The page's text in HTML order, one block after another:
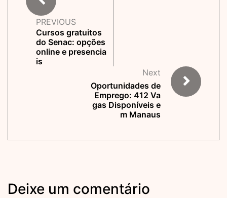
PREVIOUS
Cursos gratuitos
do Senac: opções
online e presencia
is
Next
Oportunidades de
Emprego: 412 Va
gas Disponíveis e
m Manaus
Deixe um comentário